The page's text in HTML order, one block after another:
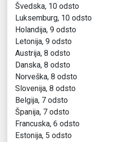
Švedska, 10 odsto
Luksemburg, 10 odsto
Holandija, 9 odsto
Letonija, 9 odsto
Austrija, 8 odsto
Danska, 8 odsto
Norveška, 8 odsto
Slovenija, 8 odsto
Belgija, 7 odsto
Španija, 7 odsto
Francuska, 6 odsto
Estonija, 5 odsto